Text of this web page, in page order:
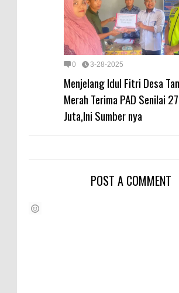
0 3-28-2025
Menjelang Idul Fitri Desa
Merah Terima PAD Senilai 27
Juta,Ini Sumber nya
POST A COMMENT